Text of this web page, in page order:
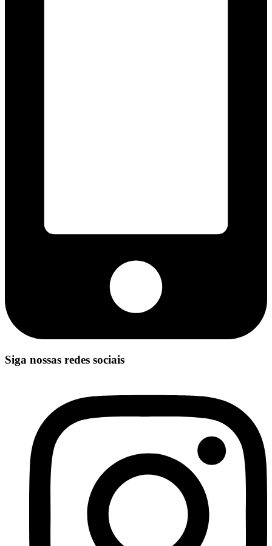
Siga nossas redes sociais